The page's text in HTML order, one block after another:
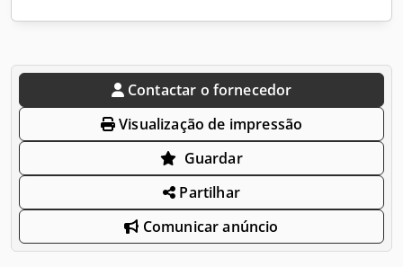
Contactar o fornecedor
Visualização de impressão
Guardar
Partilhar
Comunicar anúncio